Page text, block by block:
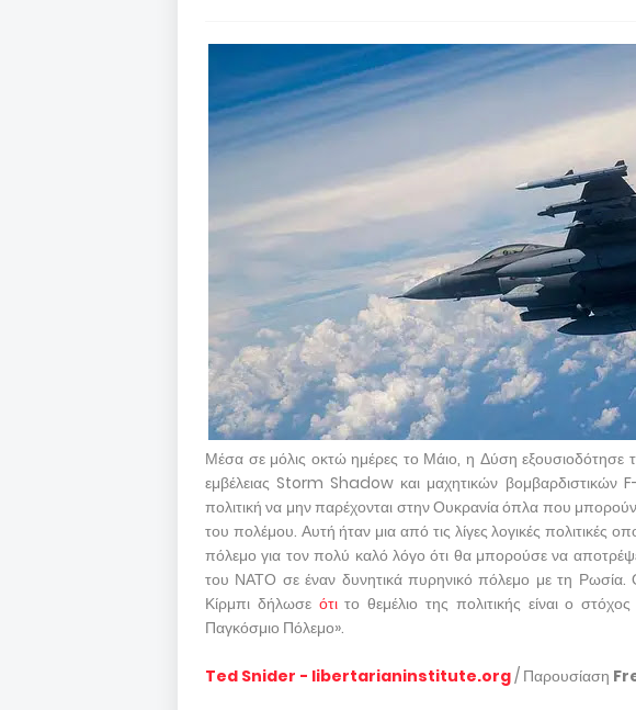
Μέσα σε μόλις οκτώ ημέρες το Μάιο, η Δύση
εμβέλειας Storm Shadow και μαχητικών βομβαρδιστικών
πολιτική να μην παρέχονται στην Ουκρανία όπλα που
του πολέμου. Αυτή ήταν μια από τις λίγες λογικές πολιτικές
πόλεμο για τον πολύ καλό λόγο ότι θα μπορούσε να
του ΝΑΤΟ σε έναν δυνητικά πυρηνικό πόλεμο με τη
Κίρμπι δήλωσε ότιτο θεμέλιο της πολιτικής είναι ο
Παγκόσμιο Πόλεμο».
Ted Snider - libertarianinstitute.org/ Παρουσίαση